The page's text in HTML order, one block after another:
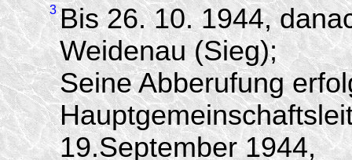
3 Bis 26. 10. 1944,
Weidenau (Sieg);
Seine Abberufung
19.September 1944,